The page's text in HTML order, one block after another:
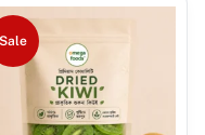
Sale